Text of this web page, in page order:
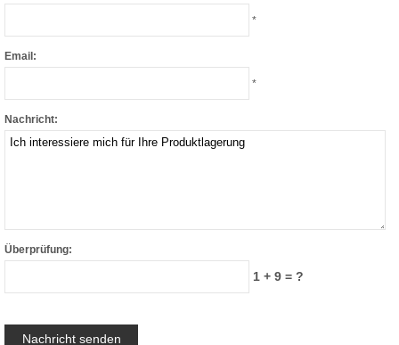
*
Email:
*
Nachricht:
Überprüfung:
1 + 9 = ?